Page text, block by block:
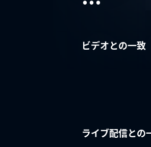
ビデオとの一致
ライブ配信との